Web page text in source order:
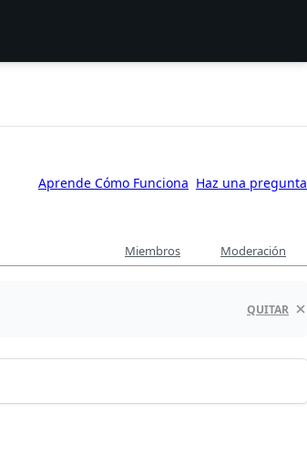
Aprende Cómo Funciona Haz una pregunta
Miembros Moderación
QUITAR